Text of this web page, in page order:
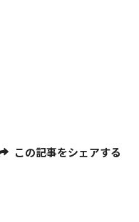
この記事をシェアする